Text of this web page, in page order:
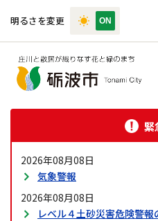
明るさを変更
緊
2026年08月08日
気象警報
2026年08月08日
レベル４土砂災害危険警